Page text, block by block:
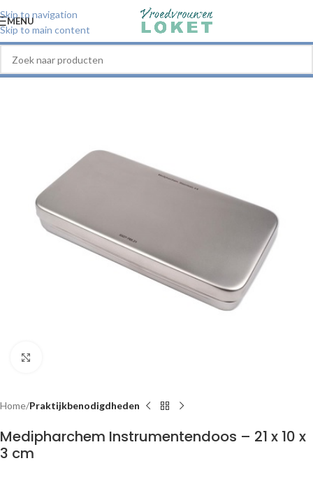
Skip to navigation
Skip to main content
MENU
Home Praktijkbenodigdheden
Medipharchem Instrumentendoos – 21 x 10 x
3 cm